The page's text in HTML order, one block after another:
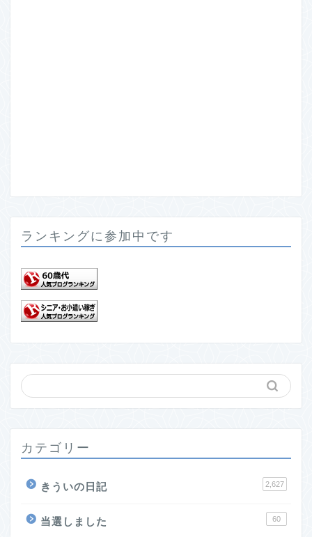
ランキングに参加中です
カテゴリー
きういの日記 2,627
当選しました 60